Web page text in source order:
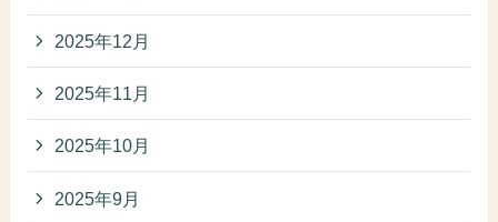
2025年12月
2025年11月
2025年10月
2025年9月